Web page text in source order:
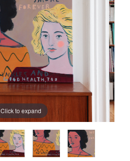
Click to expand